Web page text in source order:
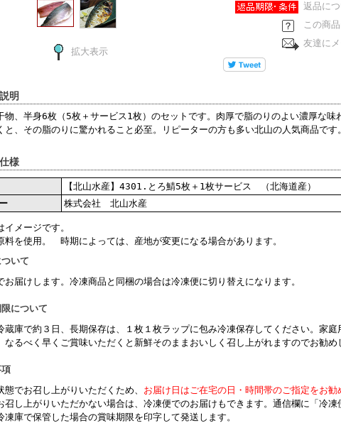
拡大表示
返品に
この商
友達に
明
物、半身6枚（5枚＋サービス1枚）のセットです。肉厚で脂のりのよい濃厚な味
と、その脂のりに驚かれること必至。リピーターの方も多い北山の人気商品で
様
【北山水産】4301.とろ鯖5枚＋1枚サービス （北海道産）
株式会社 北山水産
メージです。
料を使用。 時期によっては、産地が変更になる場合があります。
いて
お届けします。冷凍商品と同梱の場合は冷凍便に切り替えになります。
について
蔵庫で約３日、長期保存は、１枚１枚ラップに包み冷凍保存してください。家庭
なるべく早くご賞味いただくと新鮮そのままおいしく召し上がれますのでお勧め
態でお召し上がりいただくため、 お届け日はご在宅の日・時間帯のご指定をお勧
召し上がりいただかない場合は、冷凍便でのお届けもできます。通信欄に「冷凍
凍庫で保管した場合の賞味期限を印字して発送します。